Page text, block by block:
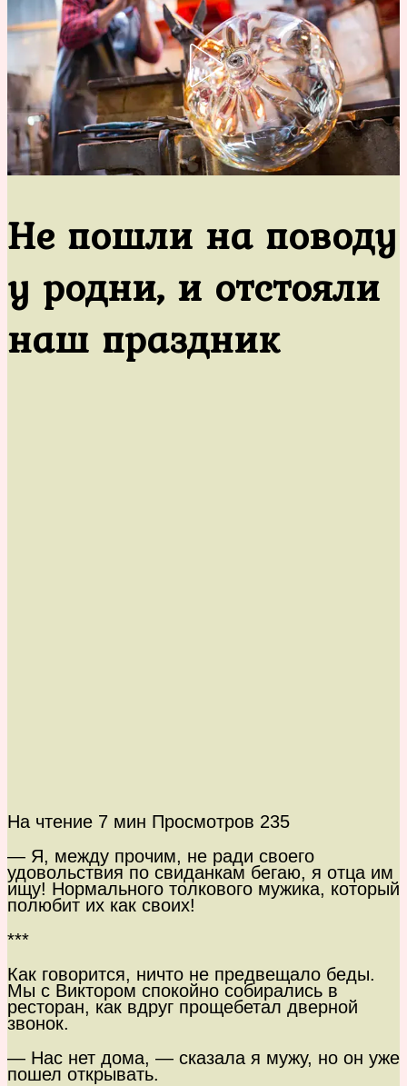
Не пошли на поводу
у родни, и отстояли
наш праздник
На чтение 7 мин Просмотров 235
— Я, между прочим, не ради своего
удовольствия по свиданкам бегаю, я отца им
ищу! Нормального толкового мужика, который
полюбит их как своих!
***
Как говорится, ничто не предвещало беды.
Мы с Виктором спокойно собирались в
ресторан, как вдруг прощебетал дверной
звонок.
— Нас нет дома, — сказала я мужу, но он уже
пошел открывать.